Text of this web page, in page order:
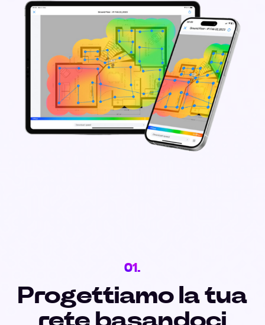
01.
Progettiamo la tua